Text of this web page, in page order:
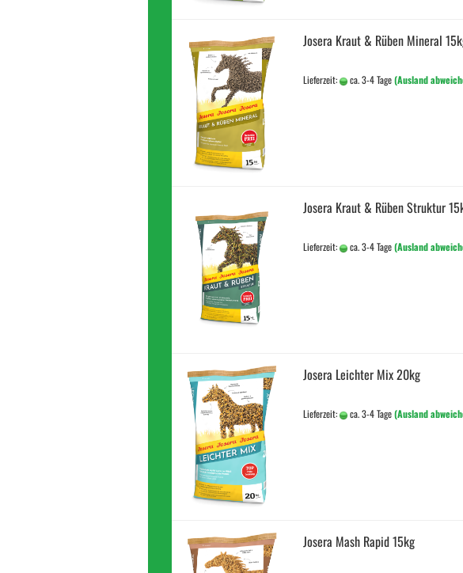
Josera Kraut & Rüben Mineral
Lieferzeit: ca. 3-4 Tage(Ausland
Josera Kraut & Rüben Struktur
Lieferzeit: ca. 3-4 Tage(Ausland
Josera Leichter Mix 20kg
Lieferzeit: ca. 3-4 Tage(Ausland
Josera Mash Rapid 15kg